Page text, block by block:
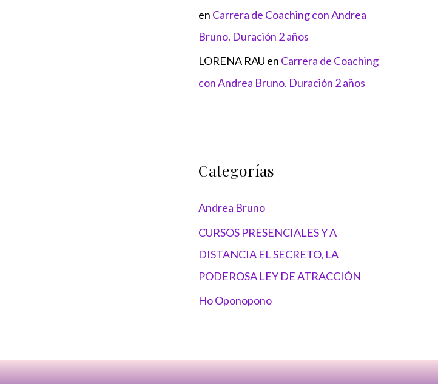
en Carrera de Coaching con Andrea
Bruno. Duración 2 años
LORENA RAU en Carrera de Coaching
con Andrea Bruno. Duración 2 años
Categorías
Andrea Bruno
CURSOS PRESENCIALES Y A
DISTANCIA EL SECRETO, LA
PODEROSA LEY DE ATRACCIÓN
Ho Oponopono